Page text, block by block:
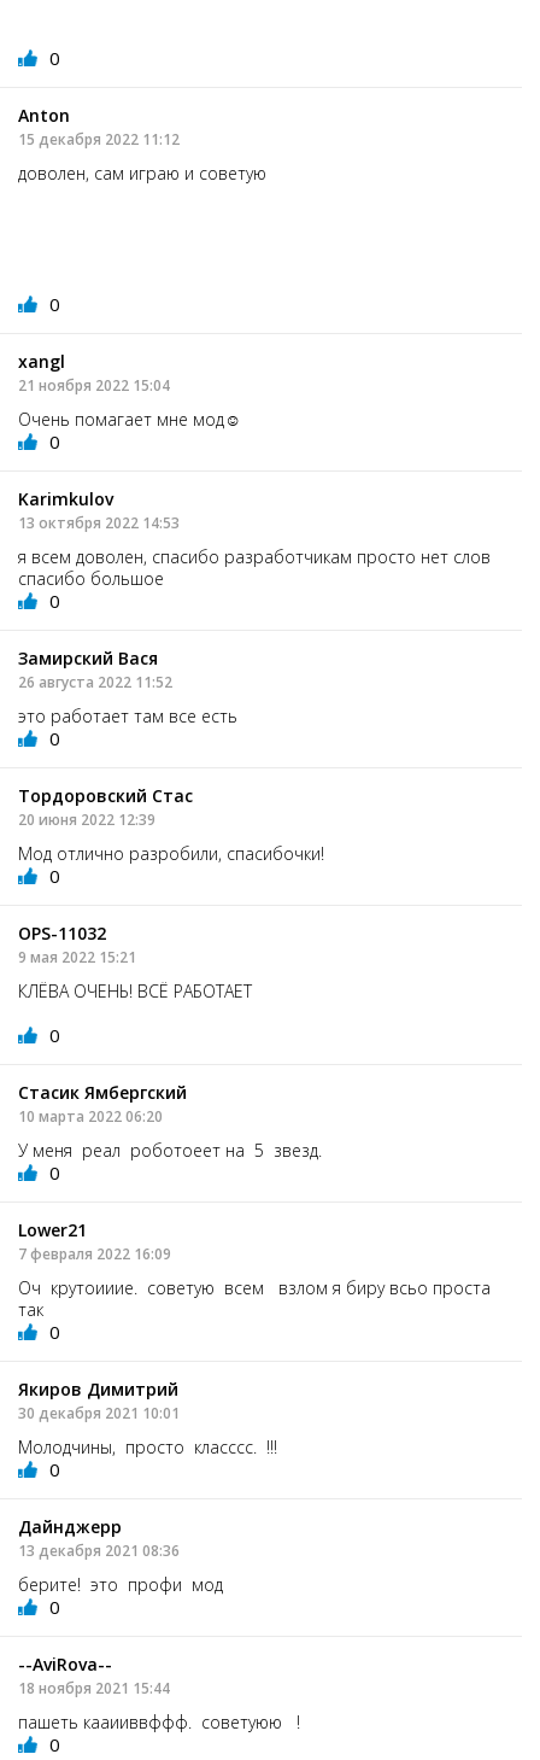
0
Anton
15 декабря 2022 11:12
доволен, сам играю и советую
0
xangl
21 ноября 2022 15:04
Очень помагает мне мод☺️
0
Karimkulov
13 октября 2022 14:53
я всем доволен, спасибо разработчикам просто нет слов
спасибо большое
0
Замирский Вася
26 августа 2022 11:52
это работает там все есть
0
Тордоровский Стас
20 июня 2022 12:39
Мод отлично разробили, спасибочки!
0
OPS-11032
9 мая 2022 15:21
КЛЁВА ОЧЕНЬ! ВСЁ РАБОТАЕТ
0
Стасик Ямбергский
10 марта 2022 06:20
У меня реал роботоеет на 5 звезд.
0
Lower21
7 февраля 2022 16:09
Оч крутоииие. советую всем взлом я биру всьо проста
так
0
Якиров Димитрий
30 декабря 2021 10:01
Молодчины, просто класссс. !!!
0
Дайнджерр
13 декабря 2021 08:36
берите! это профи мод
0
--AviRova--
18 ноября 2021 15:44
пашеть кааииввффф. советуюю !
0